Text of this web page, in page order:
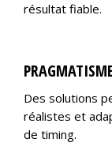
résultat fiable.
Des solutions
réalistes et
de timing.